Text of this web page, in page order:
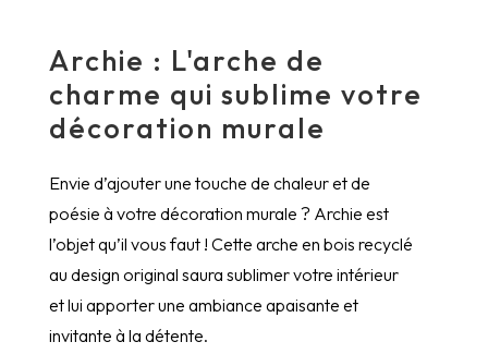
-
Archie
Archie : L'arche de
charme qui sublime votre
décoration murale
Envie d’ajouter une touche de chaleur et de
poésie à votre décoration murale ? Archie est
l’objet qu’il vous faut ! Cette arche en bois recyclé
au design original saura sublimer votre intérieur
et lui apporter une ambiance apaisante et
invitante à la détente.